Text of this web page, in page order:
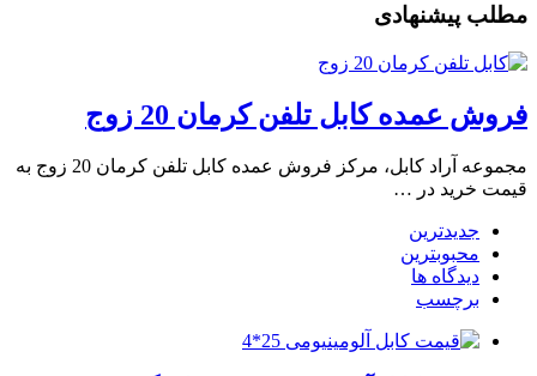
مطلب پیشنهادی
فروش عمده کابل تلفن کرمان 20 زوج
مجموعه آراد کابل، مرکز فروش عمده کابل تلفن کرمان 20 زوج به
قیمت خرید در …
جدیدترین
محبوبترین
دیدگاه ها
برچسب